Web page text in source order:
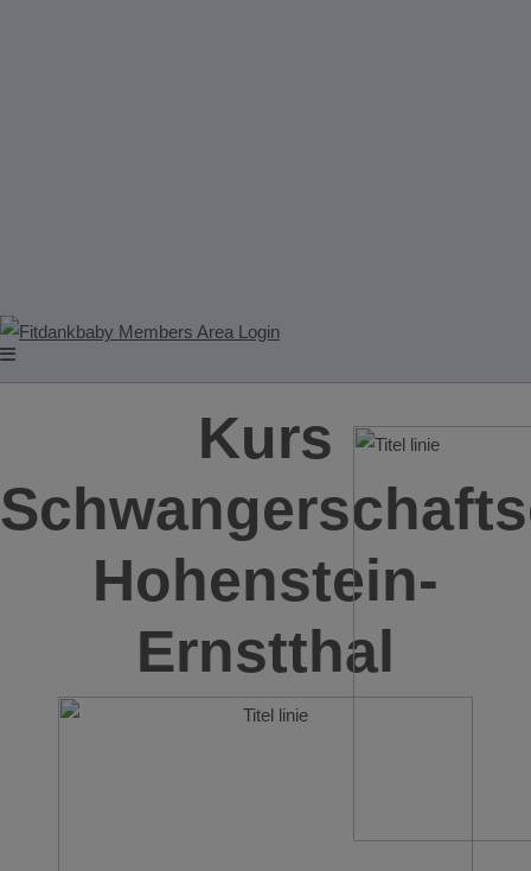
Kurs
Hohenstein-
Ernstthal